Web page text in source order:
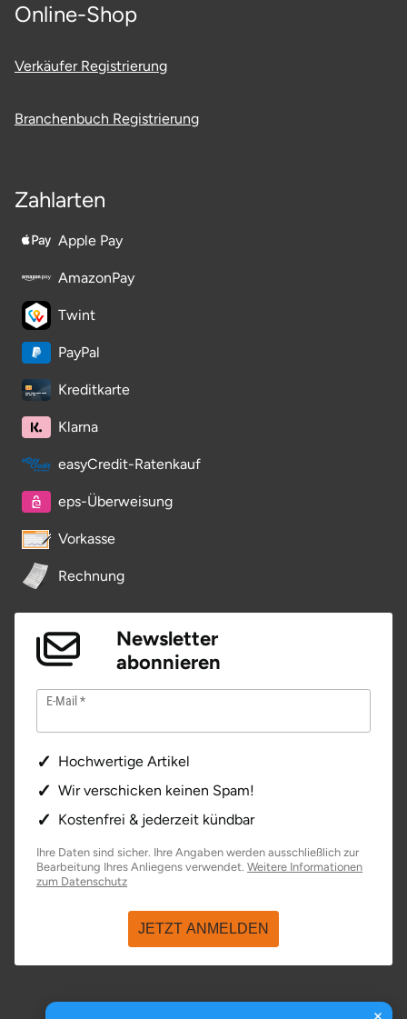
Online-Shop
Verkäufer Registrierung
Branchenbuch Registrierung
Zahlarten
Apple Pay
AmazonPay
Twint
PayPal
Kreditkarte
Klarna
easyCredit-Ratenkauf
eps-Überweisung
Vorkasse
Rechnung
Newsletter
abonnieren
E-Mail
Hochwertige Artikel
Wir verschicken keinen Spam!
Kostenfrei & jederzeit kündbar
Ihre Daten sind sicher. Ihre Angaben werden ausschließlich zur
Bearbeitung Ihres Anliegens verwendet. Weitere Informationen
zum Datenschutzöffnet in neuem Fenster
JETZT ANMELDEN
Schweinfurt
Speyer
Stade
Steinburg
Stendal
Stettiner Haff
Stormarn
Straubing
Stuttgart
Sulz am Neckar
Tegernsee
Teltow-Fläming
Uckermark
Ulm